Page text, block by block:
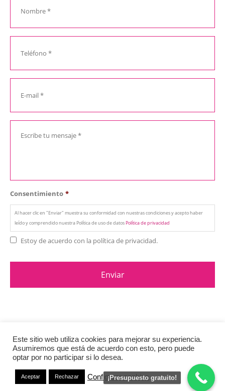
Consentimiento *
Al hacer clic en "Enviar" muestra su conformidad con nuestras condiciones y acepto haber
leído y comprendido nuestra Política de uso de datosPolítica de privacidad
Estoy de acuerdo con la política de privacidad.
© Copyright 2020. All Rights Reserved.Política de privacidady Cookies
Este sitio web utiliza cookies para mejorar su experiencia.
Asumiremos que está de acuerdo con esto, pero puede
optar por no participar si lo desea.
Aceptar Rechazar Configurar cookies
¡Presupuesto gratuito!